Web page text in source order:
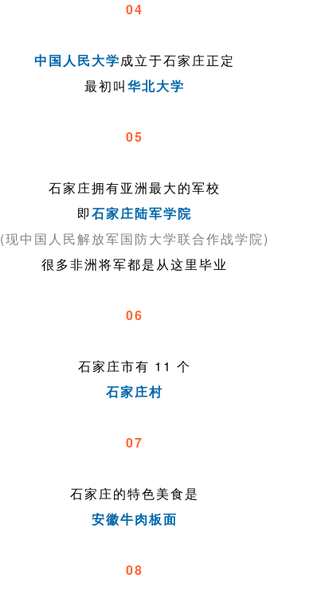
04
中国人民大学成立于石家庄正定
最初叫华北大学
05
石家庄拥有亚洲最大的军校
即石家庄陆军学院
(现中国人民解放军国防大学联合作战学院)
很多非洲将军都是从这里毕业
06
石家庄市有 11 个
石家庄村
07
石家庄的特色美食是
安徽牛肉板面
08